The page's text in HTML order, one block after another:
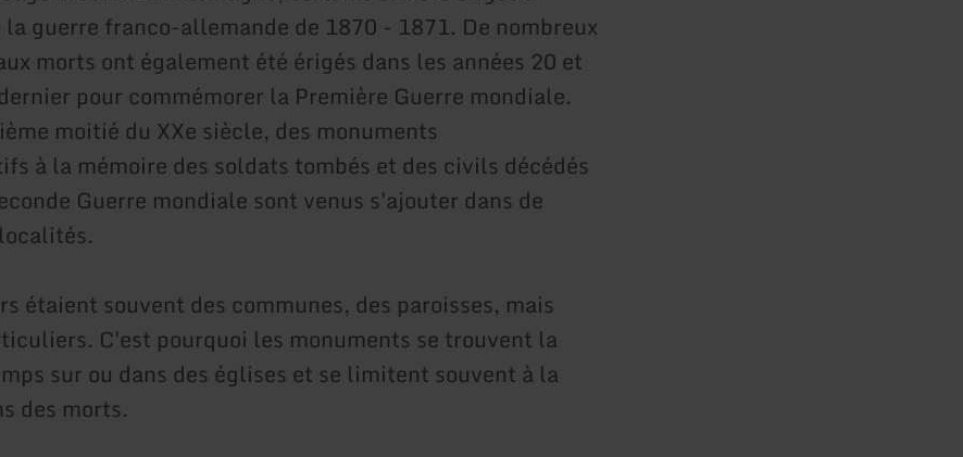
guerre franco-allemande de 1870 - 1871. De nombreux
morts ont également été érigés dans les années 20 et
pour commémorer la Première Guerre mondiale.
moitié du XXe siècle, des monuments
à la mémoire des soldats tombés et des civils décédés
Guerre mondiale sont venus s'ajouter dans de
étaient souvent des communes, des paroisses, mais
C'est pourquoi les monuments se trouvent la
sur ou dans des églises et se limitent souvent à la
des morts.